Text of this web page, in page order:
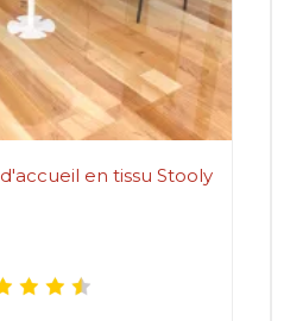
en tissu Stooly